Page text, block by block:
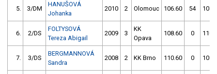
5. 3/DM
HANUŠOVÁ
Johanka
2010 2 Olomouc 106.60 54
6. 2/DS
FOLTYSOVÁ
Tereza Abigail
2009 3
KK
Opava
108.60 0
7. 3/DS
BERGMANNOVÁ
Sandra
2008 2 KK Brno 110.60 0